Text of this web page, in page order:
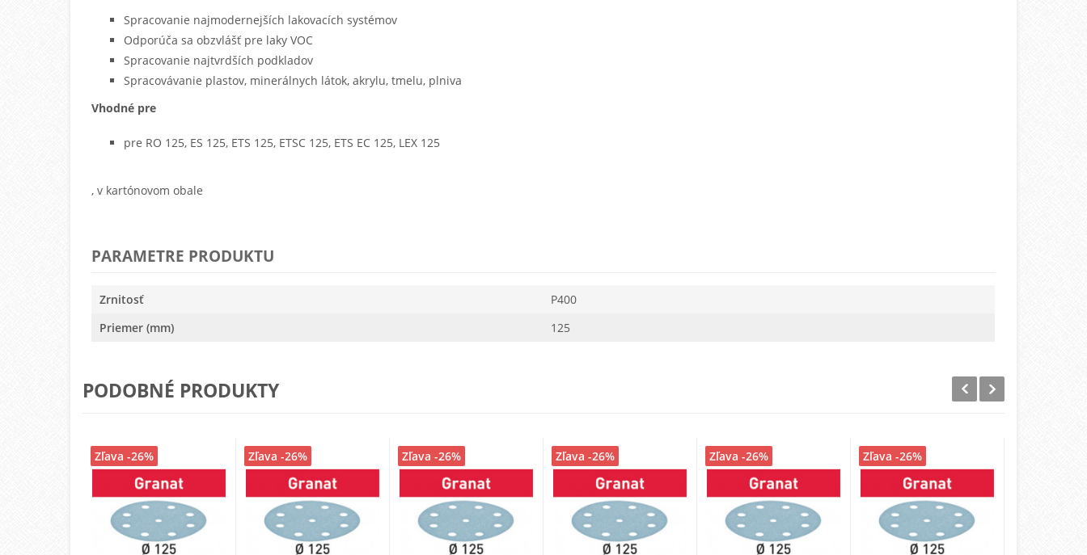
Spracovanie najmodernejších lakovacích systémov
Odporúča sa obzvlášť pre laky VOC
Spracovanie najtvrdších podkladov
Spracovávanie plastov, minerálnych látok, akrylu, tmelu, plniva
Vhodné pre
pre RO 125, ES 125, ETS 125, ETSC 125, ETS EC 125, LEX 125
, v kartónovom obale
PARAMETRE PRODUKTU
Zrnitosť
P400
Priemer (mm)
125
PODOBNÉ PRODUKTY
Zľava -26% Zľava -26% Zľava -26% Zľava -26% Zľava -26% Zľava -26%